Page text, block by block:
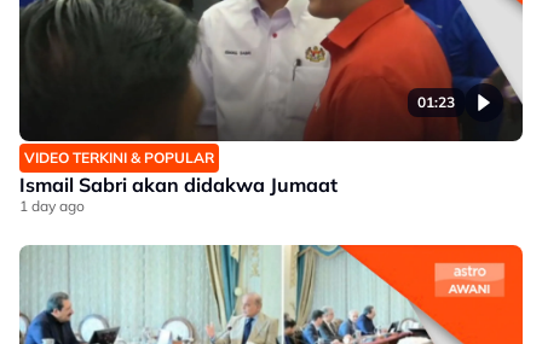
01:23
VIDEO TERKINI & POPULAR
Ismail Sabri akan didakwa Jumaat
1 day ago